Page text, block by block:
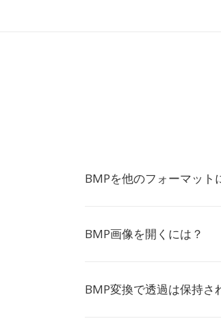
BMPを他のフォーマット
BMP画像を開くには？
BMP変換で透過は保持さ